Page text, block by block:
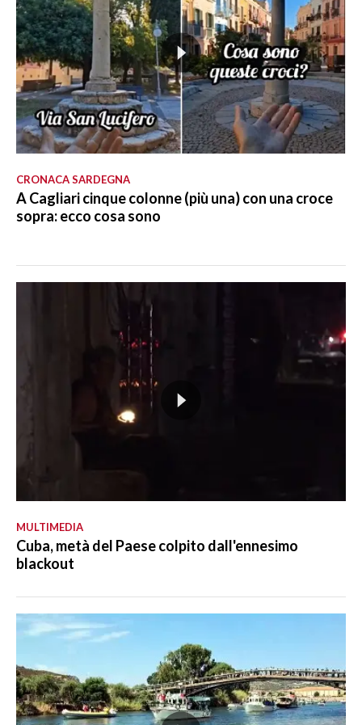
CRONACA SARDEGNA
A Cagliari cinque colonne (più una) con una croce
sopra: ecco cosa sono
MULTIMEDIA
Cuba, metà del Paese colpito dall'ennesimo
blackout